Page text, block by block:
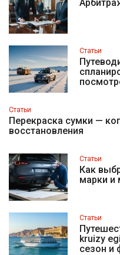
Статьи
Статьи
Перекраска сумки —
восстановления
Статьи
Как
марки и
Статьи
kruizy
сезон и